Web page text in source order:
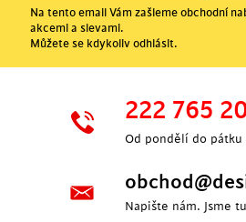
Na tento email Vám zašleme obchodní
akcemi a slevami.
Můžete se kdykoliv odhlásit.
222 765
Od pondělí do pátku
Napište nám. Jsme